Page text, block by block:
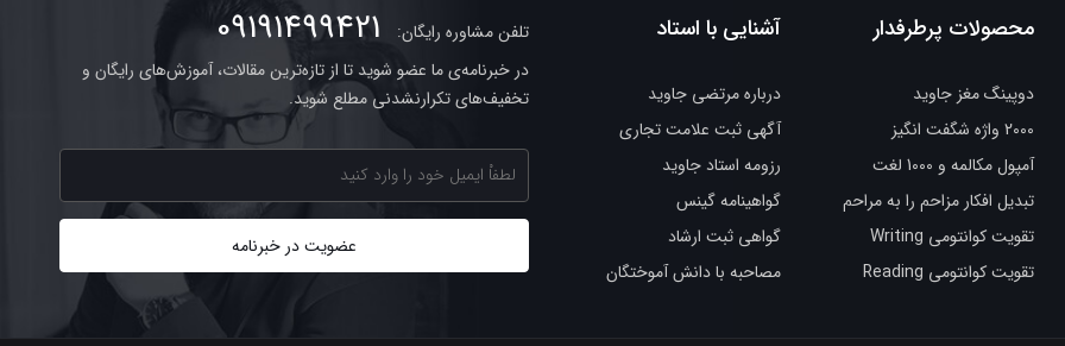
محصولات پرطرفدار
دوپینگ مغز جاوید
2000 واژه شگفت انگیز
آمپول مکالمه و 1000 لغت
تبدیل افکار مزاحم را به مراحم
تقویت کوانتومی Writing
تقویت کوانتومی Reading
آشنایی با استاد
درباره مرتضی جاوید
آگهی ثبت علامت تجاری
رزومه استاد جاوید
گواهینامه گینس
گواهی ثبت ارشاد
مصاحبه با دانش آموختگان
تلفن مشاوره رایگان: 09191499421
در خبرنامه‌ی ما عضو شوید تا از تازه‌ترین مقالات، آموزش‌های رایگان و
تخفیف‌های تکرارنشدنی مطلع شوید.